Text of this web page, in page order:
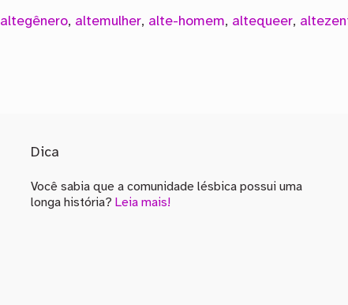
altegênero, altemulher, alte-homem, altequeer,
Dica
Você sabia que a comunidade lésbica possui uma
longa história? Leia mais!